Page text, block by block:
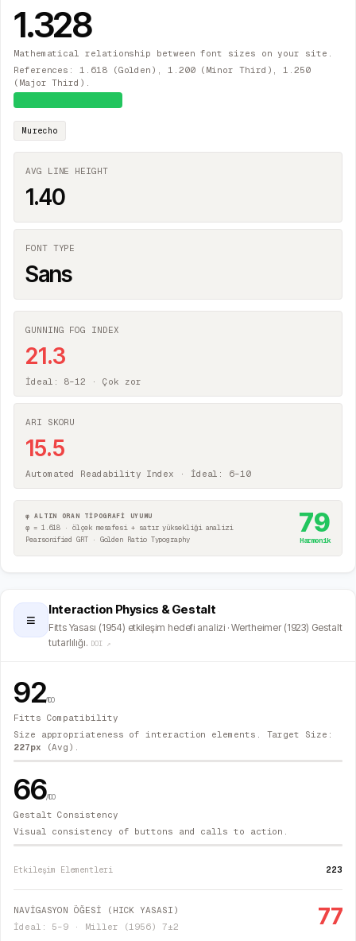
1.328
Mathematical relationship between font sizes on your site.
References: 1.618 (Golden), 1.200 (Minor Third), 1.250
(Major Third).
Murecho
AVG LINE HEIGHT
1.40
FONT TYPE
Sans
GUNNING FOG INDEX
21.3
İdeal: 8–12 · Çok zor
ARI SKORU
15.5
Automated Readability Index · İdeal: 6–10
φ ALTIN ORAN TİPOGRAFİ UYUMU
φ = 1.618 · ölçek mesafesi + satır yüksekliği analizi
Pearsonified GRT · Golden Ratio Typography
79
Harmonik
≡
Interaction Physics & Gestalt
Fitts Yasası (1954) etkileşim hedefi analizi · Wertheimer (1923) Gestalt
tutarlılığı. DOI ↗
92/100
Fitts Compatibility
Size appropriateness of interaction elements. Target Size:
227px (Avg).
66/100
Gestalt Consistency
Visual consistency of buttons and calls to action.
Etkileşim Elementleri 223
NAVİGASYON ÖĞESİ (HICK YASASI)
İdeal: 5–9 · Miller (1956) 7±2
77